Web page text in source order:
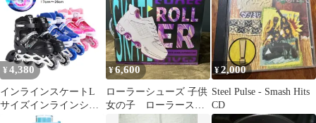
ELBOW PADS
¥ 4,380
インラインスケートL
サイズインラインシュ
ーズ ローラースケート
¥6,600
ローラーシューズ 子供
女の子 ローラースケ
¥2,000
Steel Pulse - Smash Hits
CD